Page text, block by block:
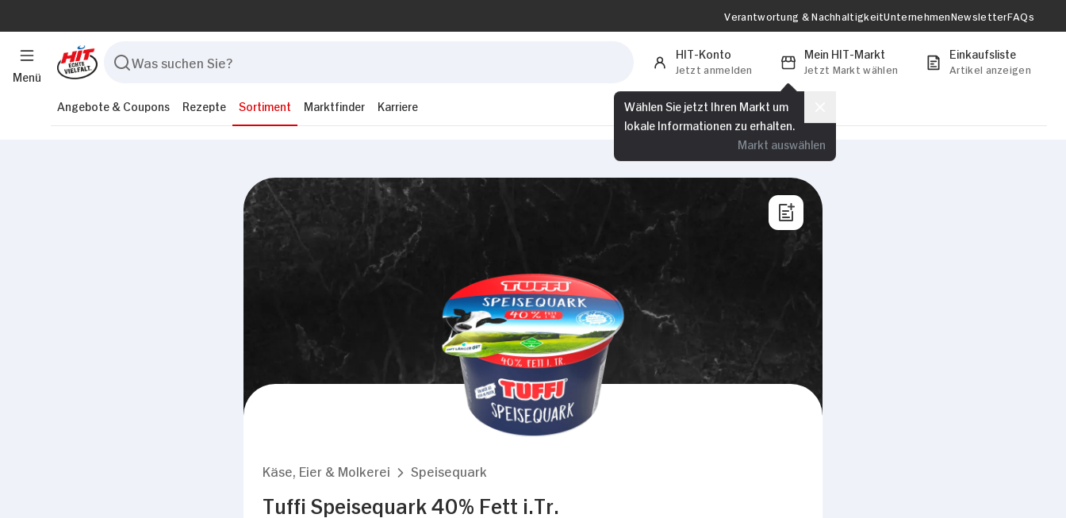
Menü
Verantwortung & NachhaltigkeitUnternehmenNewsletterFAQs
HIT-Konto
Jetzt anmelden
Mein HIT-Markt
Jetzt Markt wählen
Wählen Sie jetzt Ihren Markt um
lokale Informationen zu erhalten.
Markt auswählen
Einkaufsliste
Artikel anzeigen
Angebote & Coupons Rezepte Sortiment Marktfinder Karriere
Käse, Eier & Molkerei Speisequark
Tuffi Speisequark 40% Fett i.Tr.